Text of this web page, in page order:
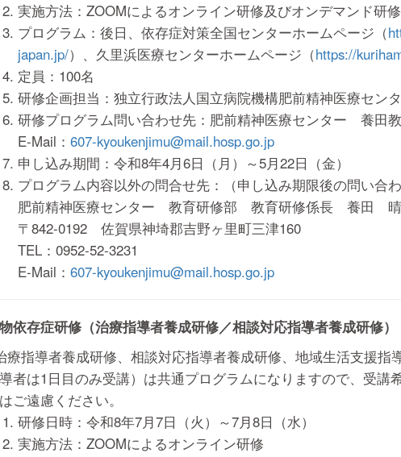
実施方法：ZOOMによるオンライン研修及びオンデマンド研修
プログラム：後日、依存症対策全国センターホームページ（
japan.jp/）、久里浜医療センターホームページ（https://
定員：100名
研修企画担当：独立行政法人国立病院機構肥前精神医療セ
研修プログラム問い合わせ先：肥前精神医療センター 養田
E-Mail： 607-kyoukenjimu@mail.hosp.go.jp
申し込み期間：令和8年4月6日（月）～5月22日（金）
プログラム内容以外の問合せ先：（申し込み期限後の問い合わ
肥前精神医療センター 教育研修部 教育研修係長 養田
〒842-0192 佐賀県神埼郡吉野ヶ里町三津160
TEL：0952-52-3231
E-Mail： 607-kyoukenjimu@mail.hosp.go.jp
依存症研修（治療指導者養成研修／相談対応指導者養成研修）
療指導者養成研修、相談対応指導者養成研修、地域生活支援指
者は1日目のみ受講）は共通プログラムになりますので、受講
ご遠慮ください。
研修日時：令和8年7月7日（火）～7月8日（水）
実施方法：ZOOMによるオンライン研修